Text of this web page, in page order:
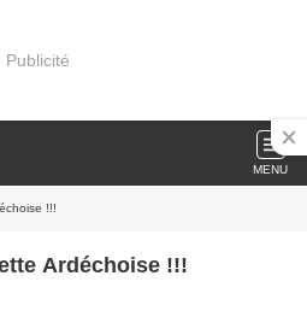
Publicité
MENU
!!!
Ardéchoise !!!